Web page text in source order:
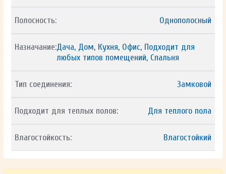
Полосность: Однополосный
Назначание:Дача, Дом, Кухня, Офис, Подходит для
любых типов помещений, Спальня
Тип соединения: Замковой
Подходит для теплых полов: Для теплого пола
Влагостойкость: Влагостойкий